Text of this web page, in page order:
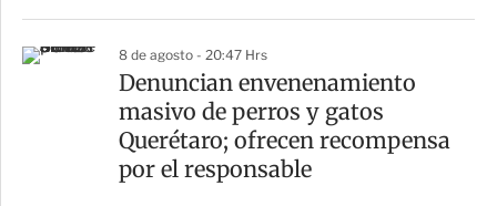
8 de agosto - 20:47 Hrs
Denuncian envenenamiento
masivo de perros y gatos
Querétaro; ofrecen recompensa
por el responsable